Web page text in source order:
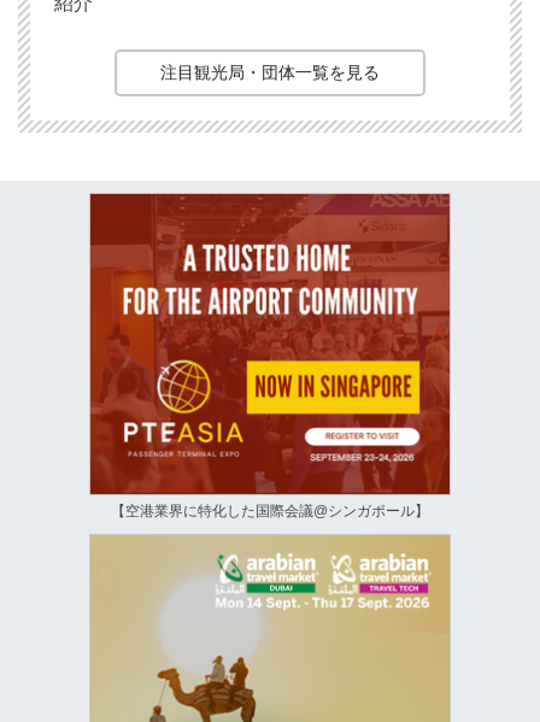
注目観光局・団体一覧を見る
【空港業界に特化した国際会議@シンガポール】